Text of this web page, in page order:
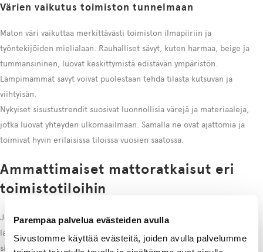
Parempaa palvelua evästeiden avulla
Sivustomme käyttää evästeitä, joiden avulla palvelumme
Värien vaikutus toimiston tunnelmaan
Maton väri vaikuttaa merkittävästi toimiston ilmapiiriin ja
työntekijöiden mielialaan. Rauhalliset sävyt, kuten harmaa, beige ja
tummansininen, luovat keskittymistä edistävän ympäristön.
Lämpimämmät sävyt voivat puolestaan tehdä tilasta kutsuvan ja
viihtyisän.
Nykyiset sisustustrendit suosivat luonnollisia värejä ja materiaaleja,
jotka luovat yhteyden ulkomaailmaan. Samalla ne ovat ajattomia ja
toimivat hyvin erilaisissa tiloissa vuosien saatossa.
Ammattimaiset mattoratkaisut eri
toimistotiloihin
Jokainen toimistotila on erilainen ja vaatii omanlaisensa
lähestymistavan. Avotoimistoissa kokolattiamatot toimivat parhaiten,
sillä ne peittävät koko tilan ja luovat yhtenäisen, rauhallisen pohjan